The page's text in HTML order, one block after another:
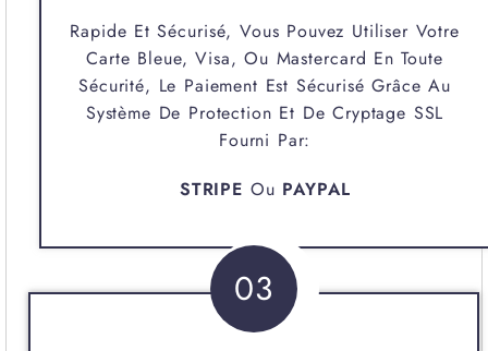
Rapide Et Sécurisé, Vous Pouvez Utiliser Votre
Carte Bleue, Visa, Ou Mastercard En Toute
Sécurité, Le Paiement Est Sécurisé Grâce Au
Système De Protection Et De Cryptage SSL
Fourni Par:
STRIPE Ou PAYPAL
03